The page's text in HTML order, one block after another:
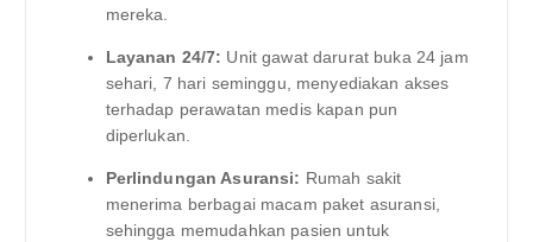
mereka.
Layanan 24/7: Unit gawat darurat buka 24 jam
sehari, 7 hari seminggu, menyediakan akses
terhadap perawatan medis kapan pun
diperlukan.
Perlindungan Asuransi: Rumah sakit
menerima berbagai macam paket asuransi,
sehingga memudahkan pasien untuk